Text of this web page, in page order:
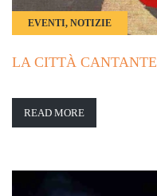
EVENTI, NOTIZIE
LA CITTÀ CANTANTE
READ MORE